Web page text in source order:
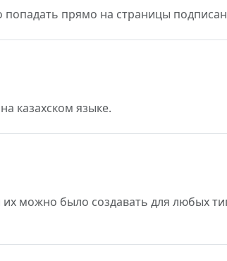
прямо на страницы
казахском языке.
можно было создавать для любых